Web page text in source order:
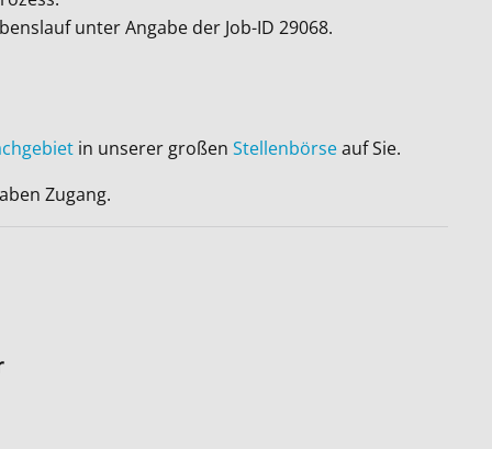
unter Angabe der Job-ID 29068.
in unserer großen Stellenbörseauf Sie.
Zugang.